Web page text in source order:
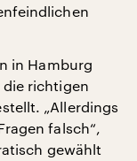
in Hamburg
die richtigen
„Allerdings
falsch“,
gewählt